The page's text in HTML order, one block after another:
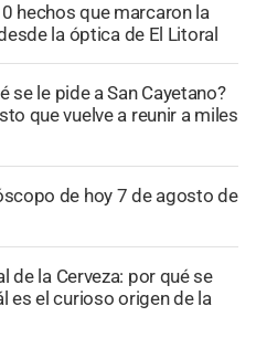
hechos que marcaron la
la óptica de El Litoral
se le pide a San Cayetano?
que vuelve a reunir a miles
de hoy 7 de agosto de
de la Cerveza: por qué se
es el curioso origen de la